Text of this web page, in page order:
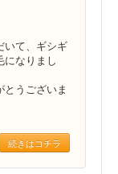
いて、ギシギ
になりまし
うございま
続きはコチラ